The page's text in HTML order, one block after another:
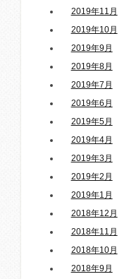
2019年11月
2019年10月
2019年9月
2019年8月
2019年7月
2019年6月
2019年5月
2019年4月
2019年3月
2019年2月
2019年1月
2018年12月
2018年11月
2018年10月
2018年9月